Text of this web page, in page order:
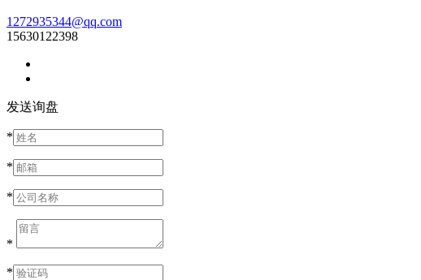
1272935344@qq.com
15630122398
发送询盘
*
*
*
*
*